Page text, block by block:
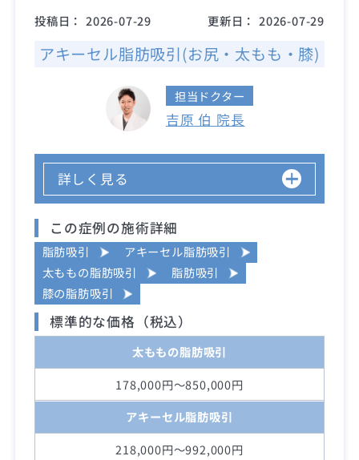
投稿日： 2026-07-29 更新日： 2026-07-29
アキーセル脂肪吸引(お尻・太もも・膝)
担当ドクター
吉原 伯 院長
詳しく見る
この症例の施術詳細
脂肪吸引
アキーセル脂肪吸引
太ももの脂肪吸引
脂肪吸引
膝の脂肪吸引
標準的な価格（税込）
太ももの脂肪吸引
178,000円～850,000円
アキーセル脂肪吸引
218,000円～992,000円